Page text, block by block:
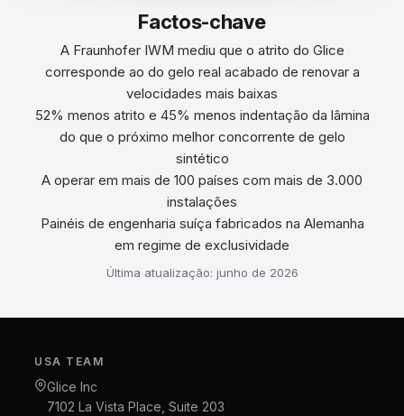
Factos-chave
A Fraunhofer IWM mediu que o atrito do Glice
corresponde ao do gelo real acabado de renovar a
velocidades mais baixas
52% menos atrito e 45% menos indentação da lâmina
do que o próximo melhor concorrente de gelo
sintético
A operar em mais de 100 países com mais de 3.000
instalações
Painéis de engenharia suíça fabricados na Alemanha
em regime de exclusividade
Última atualização: junho de 2026
USA TEAM
Glice Inc
7102 La Vista Place, Suite 203